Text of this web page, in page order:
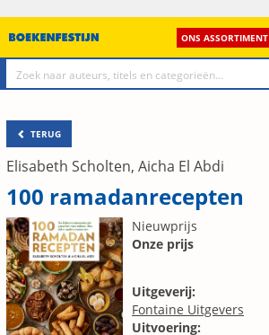
ONS ASSORTIMENT
TERUG
Elisabeth Scholten, Aicha El Abdi
100 ramadanrecepten
Nieuwprijs
Onze prijs
Uitgeverij:
Fontaine Uitgevers
Uitvoering: